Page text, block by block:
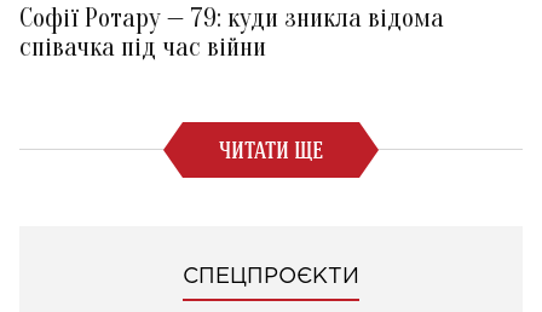
Софії Ротару — 79: куди зникла відома
співачка під час війни
ЧИТАТИ ЩЕ
СПЕЦПРОЄКТИ